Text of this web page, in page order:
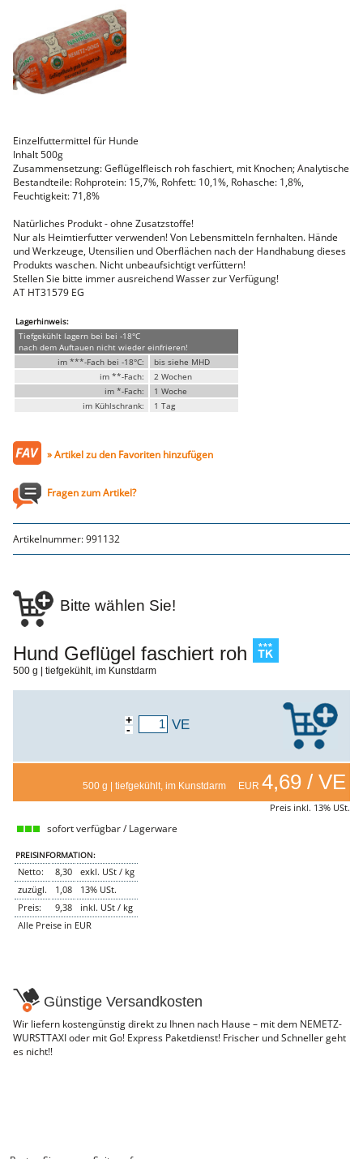
DELUXE SCHWEIN
STEAKS
DELUXE Rind
Steaks vom SCHWEIN
Putenwurst
Aufschnittwurst
Stangenwurst
Leberkäse
Würstel
Schinken
Selchwaren
Schinken
Putenschinken
Meeresfrüchte
Fisch
Konserven
Genusssortiment
Hausmannskost
Beilagen
Gemüse & Salat
Pommes & Wedges
Mehlspeisen
Teigwaren
Gebäck
Getränke
Wein
Senf & Co
Essig & Öl
Trockensortiment
Süssigkeiten
Knabbereien
aus dem Glas
Gewürze
Hundefutter
Belcando
Katzenfutter
Gutschein kaufen
Einzelfuttermittel für Hunde
Inhalt 500g
Zusammensetzung: Geflügelfleisch roh faschiert, mit Knochen; Analytische
Bestandteile: Rohprotein: 15,7%, Rohfett: 10,1%, Rohasche: 1,8%,
Feuchtigkeit: 71,8%
Natürliches Produkt - ohne Zusatzstoffe!
Nur als Heimtierfutter verwenden! Von Lebensmitteln fernhalten. Hände
und Werkzeuge, Utensilien und Oberflächen nach der Handhabung dieses
Produkts waschen. Nicht unbeaufsichtigt verfüttern!
Stellen Sie bitte immer ausreichend Wasser zur Verfügung!
AT HT31579 EG
Lagerhinweis:
Tiefgekühlt lagern bei bei -18°C
nach dem Auftauen nicht wieder einfrieren!
im ***-Fach bei -18°C:
bis siehe MHD
im **-Fach:
2 Wochen
im *-Fach:
1 Woche
im Kühlschrank:
1 Tag
» Artikel zu den Favoriten hinzufügen
Fragen zum Artikel?
Artikelnummer:991132
Bitte wählen Sie!
Hund Geflügel faschiert roh
500 g | tiefgekühlt, im Kunstdarm
+
- VE
500 g | tiefgekühlt, im Kunstdarm EUR4,69 / VE
Preis inkl. 13% USt.
sofort verfügbar / Lagerware
PREISINFORMATION:
Netto: 8,30
exkl. USt / kg
zuzügl.
1,08
13% USt.
Preis:
9,38
inkl. USt / kg
Alle Preise in EUR
Günstige Versandkosten
Wir liefern kostengünstig direkt zu Ihnen nach Hause – mit dem NEMETZ-
WURSTTAXI oder mit Go! Express Paketdienst! Frischer und Schneller geht
es nicht!!